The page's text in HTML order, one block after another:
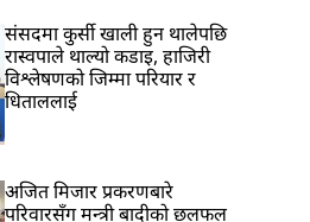
संसदमा कुर्सी खाली हुन थालेपछि
रास्वपाले थाल्यो कडाइ, हाजिरी
विश्लेषणको जिम्मा परियार र
धिताललाई
अजित मिजार प्रकरणबारे
परिवारसँग मन्त्री बादीको छलफल